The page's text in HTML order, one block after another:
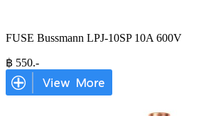
FUSE Bussmann LPJ-10SP 10A 600V
฿ 550.-